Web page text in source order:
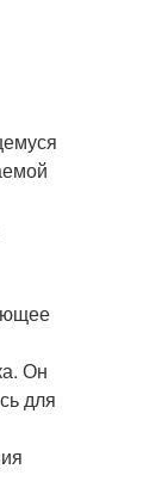
Он
для